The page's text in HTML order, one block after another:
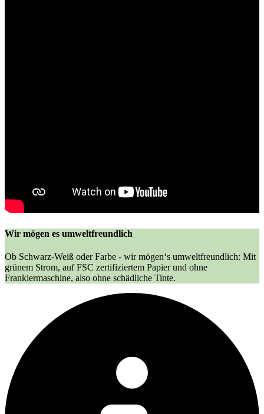
Wir mögen es umweltfreundlich
Ob Schwarz-Weiß oder Farbe - wir mögen‘s umweltfreundlich: Mit
grünem Strom, auf FSC zertifiziertem Papier und ohne
Frankiermaschine, also ohne schädliche Tinte.